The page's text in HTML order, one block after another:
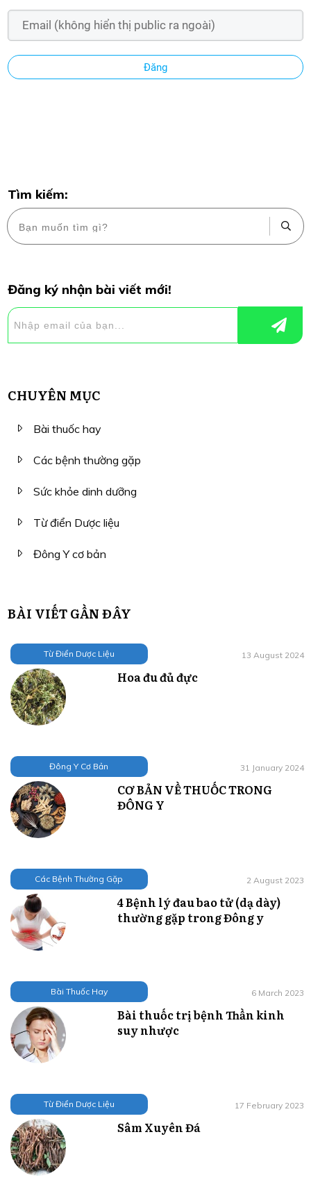
Đăng
Tìm kiếm:
Đăng ký nhận bài viết mới!
CHUYÊN MỤC
Bài thuốc hay
Các bệnh thường gặp
Sức khỏe dinh dưỡng
Từ điển Dược liệu
Đông Y cơ bản
BÀI VIẾT GẦN ĐÂY
Từ Điển Dược Liệu 13 August 2024
Hoa đu đủ đực
Đông Y Cơ Bản 31 January 2024
CƠ BẢN VỀ THUỐC TRONG
ĐÔNG Y
Các Bệnh Thường Gặp 2 August 2023
4 Bệnh lý đau bao tử (dạ dày)
thường gặp trong Đông y
Bài Thuốc Hay 6 March 2023
Bài thuốc trị bệnh Thần kinh
suy nhược
Từ Điển Dược Liệu 17 February 2023
Sâm Xuyên Đá